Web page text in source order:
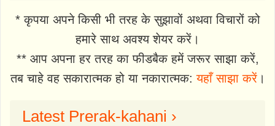
* कृपया अपने किसी भी तरह के सुझावों अथवा विचारों को
हमारे साथ अवश्य शेयर करें।
** आप अपना हर तरह का फीडबैक हमें जरूर साझा करें,
तब चाहे वह सकारात्मक हो या नकारात्मक:यहाँ साझा करें।
Latest Prerak-kahani ›